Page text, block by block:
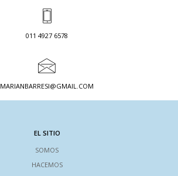
011 4927 6578
MARIANBARRESI@GMAIL.COM
EL SITIO
SOMOS
HACEMOS